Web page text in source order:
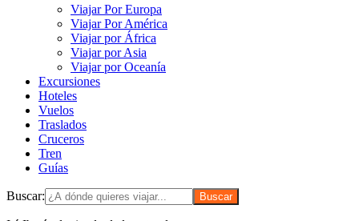
Viajar Por Europa
Viajar Por América
Viajar por África
Viajar por Asia
Viajar por Oceanía
Excursiones
Hoteles
Vuelos
Traslados
Cruceros
Tren
Guías
Buscar: